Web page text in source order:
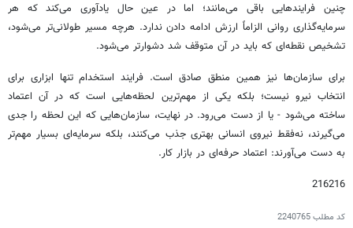
چنین فرایندهایی باقی می‌مانند؛ اما در عین حال یادآوری می‌کند که هر
سرمایه‌گذاری روانی الزاماً ارزش ادامه دادن ندارد. هرچه مسیر طولانی‌تر می‌شود،
تشخیص نقطه‌ای که باید در آن متوقف شد دشوارتر می‌شود.
برای سازمان‌ها نیز همین منطق صادق است. فرایند استخدام تنها ابزاری برای
انتخاب نیرو نیست؛ بلکه یکی از مهم‌ترین لحظه‌هایی است که در آن اعتماد
ساخته می‌شود - یا از دست می‌رود. در نهایت، سازمان‌هایی که این لحظه را جدی
می‌گیرند، نه‌فقط نیروی انسانی بهتری جذب می‌کنند، بلکه سرمایه‌ای بسیار مهم‌تر
به دست می‌آورند: اعتماد حرفه‌ای در بازار کار.
216216
کد مطلب2240765